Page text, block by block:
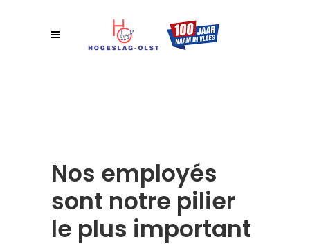
Nos employés
sont notre pilier
le plus important